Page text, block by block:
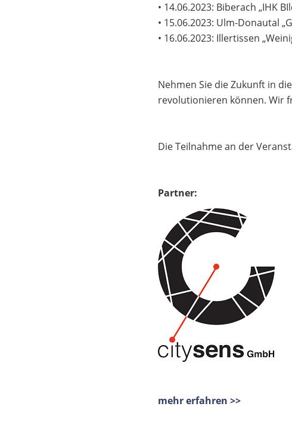
• 14.06.2023: Biberach „IHK
• 15.06.2023: Ulm-Donautal
• 16.06.2023: Illertissen
Nehmen Sie die Zukunft in
revolutionieren können. Wir
Die Teilnahme an der
Partner:
mehr erfahren >>